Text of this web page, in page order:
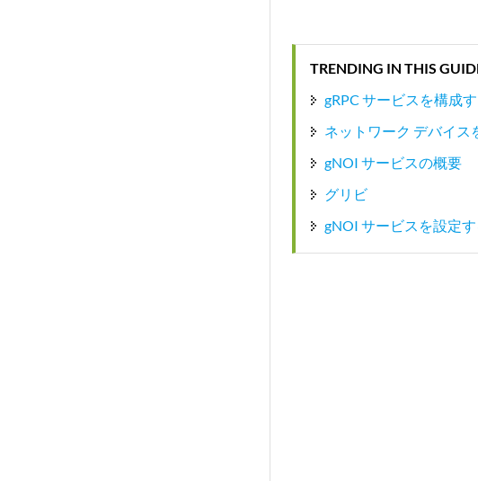
TRENDING IN THIS
gRPC サービスを構成
ネットワーク デバイス
gNOI サービスの概要
グリビ
gNOI サービスを設定す